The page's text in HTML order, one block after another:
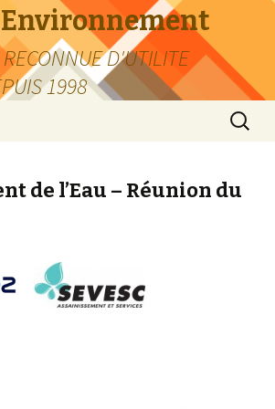
D'UTILITE
1998
de l’Eau – Réunion du